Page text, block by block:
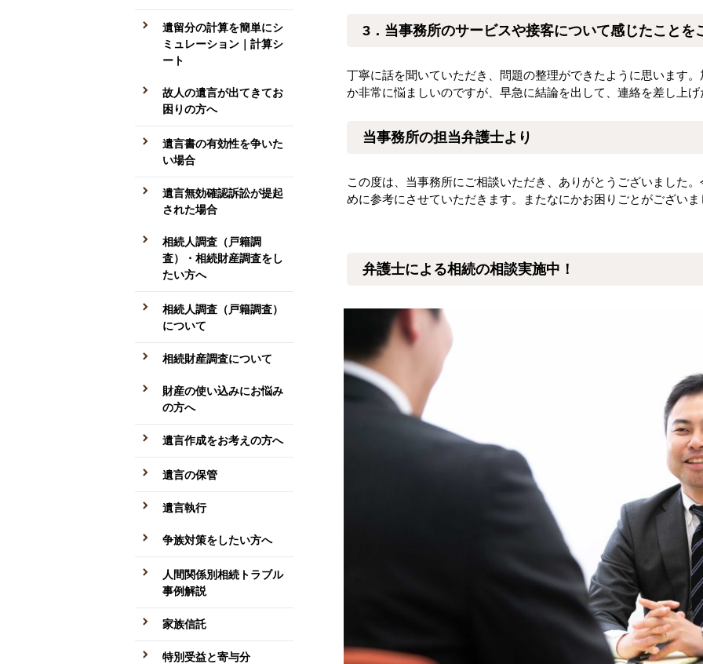
3．当事務所のサービスや接客について感じたことを
丁寧に話を聞いていただき、問題の整理ができたように思います
か非常に悩ましいのですが、早急に結論を出して、連絡を差し上
当事務所の担当弁護士より
この度は、当事務所にご相談いただき、ありがとうございました
めに参考にさせていただきます。またなにかお困りごとがござい
弁護士による相続の相談実施中！
遺留分の計算を簡単にシ
ミュレーション｜計算シ
ート
故人の遺言が出てきてお
困りの方へ
遺言書の有効性を争いた
い場合
遺言無効確認訴訟が提起
された場合
相続人調査（戸籍調
査）・相続財産調査をし
たい方へ
相続人調査（戸籍調査）
について
相続財産調査について
財産の使い込みにお悩み
の方へ
遺言作成をお考えの方へ
遺言の保管
遺言執行
争族対策をしたい方へ
人間関係別相続トラブル
事例解説
家族信託
特別受益と寄与分